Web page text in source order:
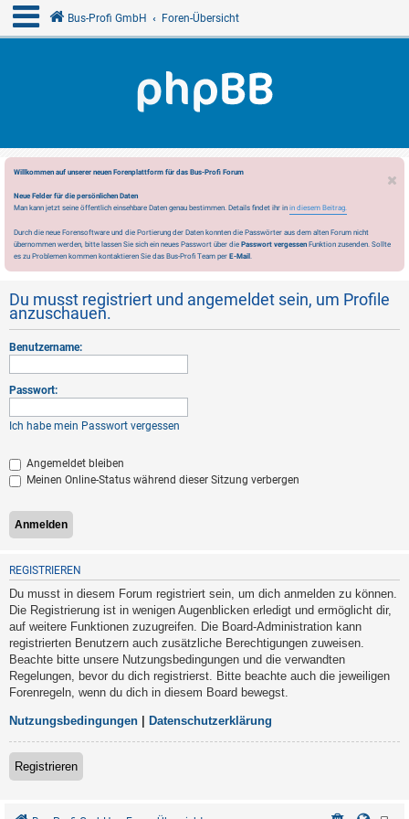
Bus-Profi GmbH Foren-Übersicht
Willkommen auf unserer neuen Forenplattform für das Bus-Profi Forum
Neue Felder für die persönlichen Daten
Man kann jetzt seine öffentlich einsehbare Daten genau bestimmen. Details findet ihr in in diesem Beitrag.
Durch die neue Forensoftware und die Portierung der Daten konnten die Passwörter aus dem alten Forum nicht
übernommen werden, bitte lassen Sie sich ein neues Passwort über die Passwort vergessen Funktion zusenden. Sollte
es zu Problemen kommen kontaktieren Sie das Bus-Profi Team per E-Mail.
Du musst registriert und angemeldet sein, um Profile
anzuschauen.
Benutzername:
Passwort:
Ich habe mein Passwort vergessen
Angemeldet bleiben
Meinen Online-Status während dieser Sitzung verbergen
REGISTRIEREN
Du musst in diesem Forum registriert sein, um dich anmelden zu können.
Die Registrierung ist in wenigen Augenblicken erledigt und ermöglicht dir,
auf weitere Funktionen zuzugreifen. Die Board-Administration kann
registrierten Benutzern auch zusätzliche Berechtigungen zuweisen.
Beachte bitte unsere Nutzungsbedingungen und die verwandten
Regelungen, bevor du dich registrierst. Bitte beachte auch die jeweiligen
Forenregeln, wenn du dich in diesem Board bewegst.
Nutzungsbedingungen Datenschutzerklärung
Registrieren